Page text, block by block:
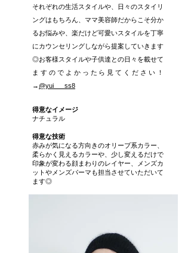
それぞれの生活スタイルや、日々のスタイリ
ングはもちろん、ママ美容師だからこそ分か
るお悩みや、楽だけど可愛いスタイルを丁寧
にカウンセリングしながら提案していきます
◎お客様スタイルや子供達との日々を載せて
ますのでよかったら見てください！
→@yui___ss8
得意なイメージ
ナチュラル
得意な技術
赤みが気になる方向きのオリーブ系カラー、
柔らかく見えるカラーや、少し変えるだけで
印象が変わる顔まわりのレイヤー、メンズカ
ットやメンズパーマも担当させていただいて
ます◎